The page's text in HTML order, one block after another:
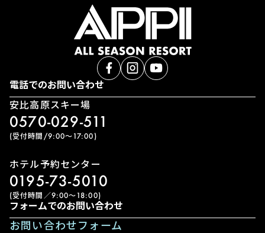
電話でのお問い合わせ
安比高原スキー場
0570-029-511
(受付時間/9:00〜17:00)
ホテル予約センター
0195-73-5010
(受付時間／9:00〜18:00)
フォームでのお問い合わせ
お問い合わせフォーム